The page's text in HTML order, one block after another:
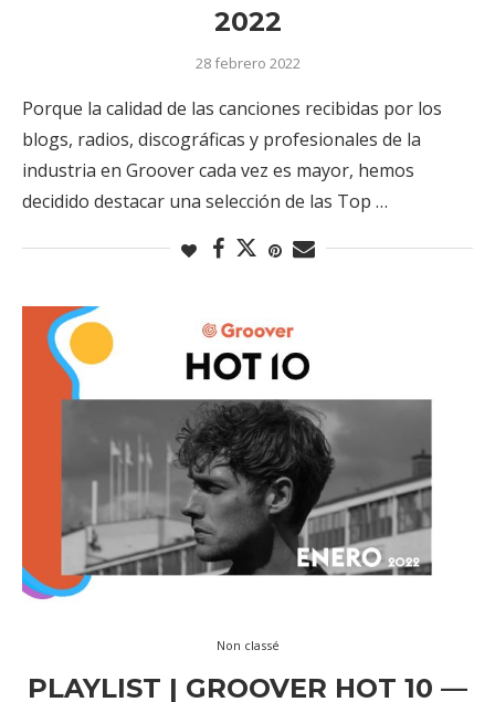
2022
28 febrero 2022
Porque la calidad de las canciones recibidas por los
blogs, radios, discográficas y profesionales de la
industria en Groover cada vez es mayor, hemos
decidido destacar una selección de las Top …
Non classé
PLAYLIST | GROOVER HOT 10 —